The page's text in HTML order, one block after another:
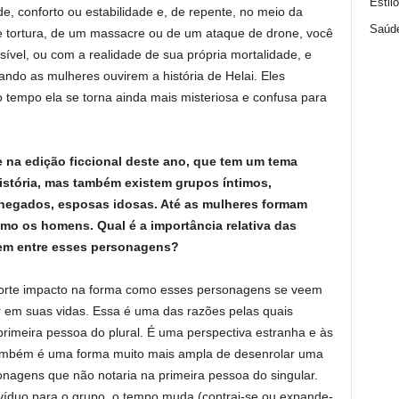
conforto ou estabilidade e, de repente, no meio da
de um massacre ou de um ataque de drone, você
ou com a realidade de sua própria mortalidade, e
as mulheres ouvirem a história de Helai. Eles
ela se torna ainda mais misteriosa e confusa para
na edição ficcional deste ano, que tem um tema
mas também existem grupos íntimos,
esposas idosas. Até as mulheres formam
os homens. Qual é a importância relativa das
entre esses personagens?
impacto na forma como esses personagens se veem
suas vidas. Essa é uma das razões pelas quais
pessoa do plural. É uma perspectiva estranha e às
é uma forma muito mais ampla de desenrolar uma
que não notaria na primeira pessoa do singular.